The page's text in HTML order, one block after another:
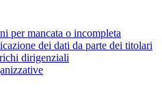
per mancata o incompleta
dei dati da parte dei titolari
dirigenziali